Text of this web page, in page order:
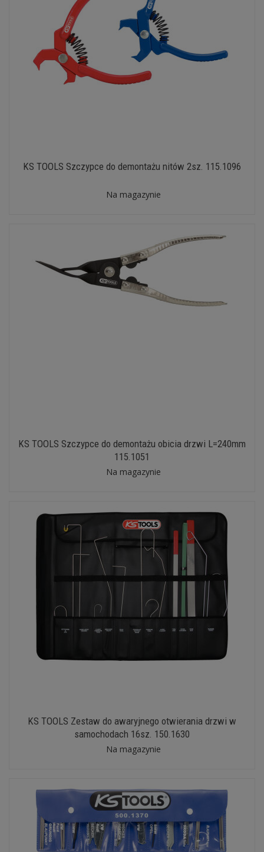
KS TOOLS Szczypce do demontażu nitów 2sz. 115.1096
Na magazynie
KS TOOLS Szczypce do demontażu obicia drzwi L=240mm
115.1051
Na magazynie
KS TOOLS Zestaw do awaryjnego otwierania drzwi w
samochodach 16sz. 150.1630
Na magazynie